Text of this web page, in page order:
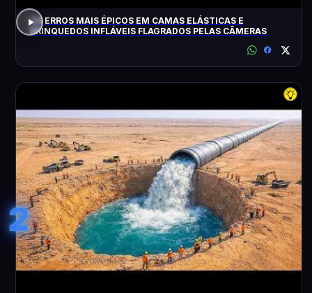
OS ERROS MAIS ÉPICOS EM CAMAS ELÁSTICAS E
BRINQUEDOS INFLÁVEIS FLAGRADOS PELAS CÂMERAS
2